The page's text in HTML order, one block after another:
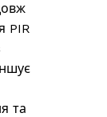
PIR
та